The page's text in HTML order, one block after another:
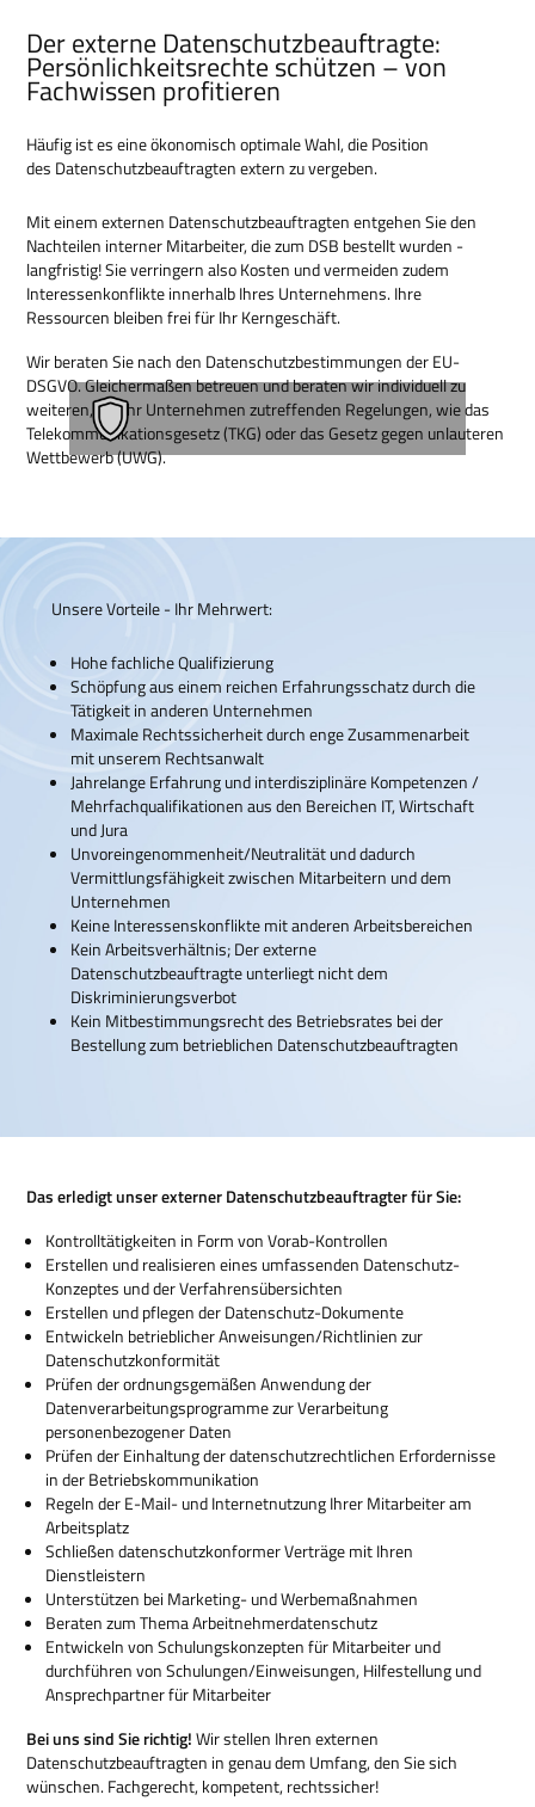
Der externe Datenschutzbeauftragte:
Persönlichkeitsrechte schützen – von
Fachwissen profitieren
Häufig ist es eine ökonomisch optimale Wahl, die Position
des Datenschutzbeauftragten extern zu vergeben.
Mit einem externen Datenschutzbeauftragten entgehen Sie den
Nachteilen interner Mitarbeiter, die zum DSB bestellt wurden -
langfristig! Sie verringern also Kosten und vermeiden zudem
Interessenkonflikte innerhalb Ihres Unternehmens. Ihre
Ressourcen bleiben frei für Ihr Kerngeschäft.
Wir beraten Sie nach den Datenschutzbestimmungen der EU-
DSGVO. Gleichermaßen betreuen und beraten wir individuell zu
weiteren, auf Ihr Unternehmen zutreffenden Regelungen, wie das
Telekommunikationsgesetz (TKG) oder das Gesetz gegen unlauteren
Wettbewerb (UWG).
Unsere Vorteile - Ihr Mehrwert:
Hohe fachliche Qualifizierung
Schöpfung aus einem reichen Erfahrungsschatz durch die
Tätigkeit in anderen Unternehmen
Maximale Rechtssicherheit durch enge Zusammenarbeit
mit unserem Rechtsanwalt
Jahrelange Erfahrung und interdisziplinäre Kompetenzen /
Mehrfachqualifikationen aus den Bereichen IT, Wirtschaft
und Jura
Unvoreingenommenheit/Neutralität und dadurch
Vermittlungsfähigkeit zwischen Mitarbeitern und dem
Unternehmen
Keine Interessenskonflikte mit anderen Arbeitsbereichen
Kein Arbeitsverhältnis; Der externe
Datenschutzbeauftragte unterliegt nicht dem
Diskriminierungsverbot
Kein Mitbestimmungsrecht des Betriebsrates bei der
Bestellung zum betrieblichen Datenschutzbeauftragten
Das erledigt unser externer Datenschutzbeauftragter für Sie:
Kontrolltätigkeiten in Form von Vorab-Kontrollen
Erstellen und realisieren eines umfassenden Datenschutz-
Konzeptes und der Verfahrensübersichten
Erstellen und pflegen der Datenschutz-Dokumente
Entwickeln betrieblicher Anweisungen/Richtlinien zur
Datenschutzkonformität
Prüfen der ordnungsgemäßen Anwendung der
Datenverarbeitungsprogramme zur Verarbeitung
personenbezogener Daten
Prüfen der Einhaltung der datenschutzrechtlichen Erfordernisse
in der Betriebskommunikation
Regeln der E-Mail- und Internetnutzung Ihrer Mitarbeiter am
Arbeitsplatz
Schließen datenschutzkonformer Verträge mit Ihren
Dienstleistern
Unterstützen bei Marketing- und Werbemaßnahmen
Beraten zum Thema Arbeitnehmerdatenschutz
Entwickeln von Schulungskonzepten für Mitarbeiter und
durchführen von Schulungen/Einweisungen, Hilfestellung und
Ansprechpartner für Mitarbeiter
Bei uns sind Sie richtig!Wir stellen Ihren externen
Datenschutzbeauftragten in genau dem Umfang, den Sie sich
wünschen. Fachgerecht, kompetent, rechtssicher!